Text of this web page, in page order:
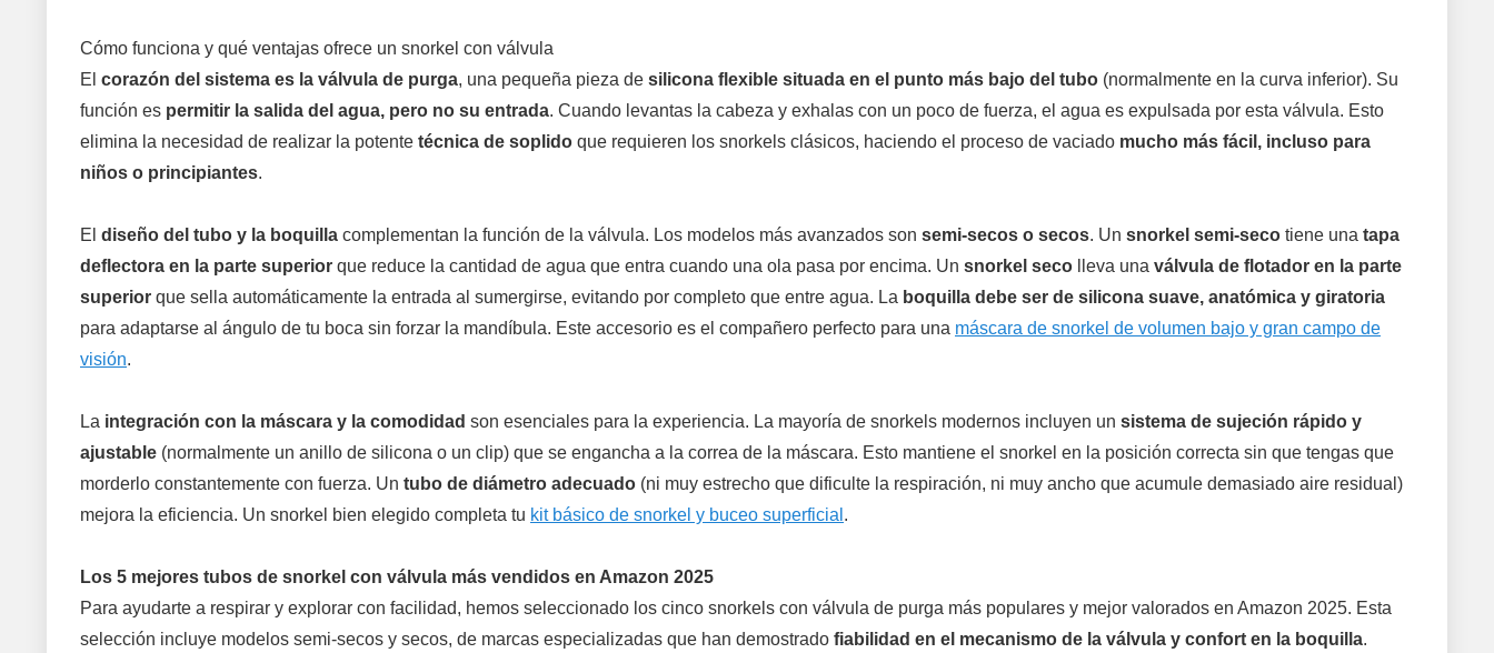
Cómo funciona y qué ventajas ofrece un snorkel con válvula
El corazón del sistema es la válvula de purga, una pequeña pieza de silicona flexible situada en el punto más bajo del tubo (normalmente en la curva inferior). Su
función es permitir la salida del agua, pero no su entrada. Cuando levantas la cabeza y exhalas con un poco de fuerza, el agua es expulsada por esta válvula. Esto
elimina la necesidad de realizar la potente técnica de soplido que requieren los snorkels clásicos, haciendo el proceso de vaciado mucho más fácil, incluso para
niños o principiantes.
El diseño del tubo y la boquilla complementan la función de la válvula. Los modelos más avanzados son semi-secos o secos. Un snorkel semi-seco tiene una tapa
deflectora en la parte superior que reduce la cantidad de agua que entra cuando una ola pasa por encima. Un snorkel seco lleva una válvula de flotador en la parte
superior que sella automáticamente la entrada al sumergirse, evitando por completo que entre agua. La boquilla debe ser de silicona suave, anatómica y giratoria
para adaptarse al ángulo de tu boca sin forzar la mandíbula. Este accesorio es el compañero perfecto para una máscara de snorkel de volumen bajo y gran campo de
visión.
La integración con la máscara y la comodidad son esenciales para la experiencia. La mayoría de snorkels modernos incluyen un sistema de sujeción rápido y
ajustable (normalmente un anillo de silicona o un clip) que se engancha a la correa de la máscara. Esto mantiene el snorkel en la posición correcta sin que tengas que
morderlo constantemente con fuerza. Un tubo de diámetro adecuado (ni muy estrecho que dificulte la respiración, ni muy ancho que acumule demasiado aire residual)
mejora la eficiencia. Un snorkel bien elegido completa tu kit básico de snorkel y buceo superficial .
Los 5 mejores tubos de snorkel con válvula más vendidos en Amazon 2025
Para ayudarte a respirar y explorar con facilidad, hemos seleccionado los cinco snorkels con válvula de purga más populares y mejor valorados en Amazon 2025. Esta
selección incluye modelos semi-secos y secos, de marcas especializadas que han demostrado fiabilidad en el mecanismo de la válvula y confort en la boquilla.